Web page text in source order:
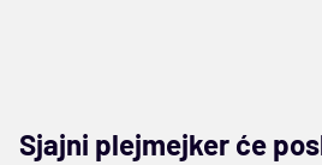
Sjajni plejmejker će